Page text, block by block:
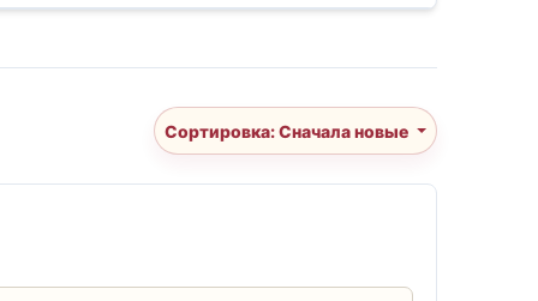
Сортировка: Сначала новые